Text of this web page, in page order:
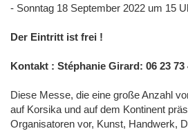
- Sonntag 18 September 2022 um 15
Der Eintritt ist frei !
Kontakt : Stéphanie Girard: 06 23 73
Diese Messe, die eine große Anzahl
auf Korsika und auf dem Kontinent
Organisatoren vor, Kunst, Handwerk,